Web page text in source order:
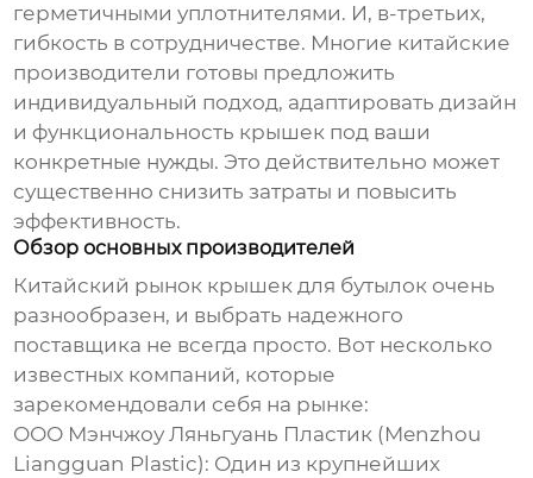
герметичными уплотнителями. И, в-третьих,
гибкость в сотрудничестве. Многие китайские
производители готовы предложить
индивидуальный подход, адаптировать дизайн
и функциональность крышек под ваши
конкретные нужды. Это действительно может
существенно снизить затраты и повысить
эффективность.
Обзор основных производителей
Китайский рынок крышек для бутылок очень
разнообразен, и выбрать надежного
поставщика не всегда просто. Вот несколько
известных компаний, которые
зарекомендовали себя на рынке:
ООО Мэнчжоу Ляньгуань Пластик (Menzhou
Liangguan Plastic): Один из крупнейших